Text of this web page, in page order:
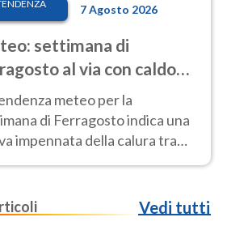
7 Agosto 2026
settimana di
al via con caldo
e qualche temporale
meteo per la
di Ferragosto indica una
impennata della calura tra
14 agosto, con nuovi rialzi
Vedi tutti